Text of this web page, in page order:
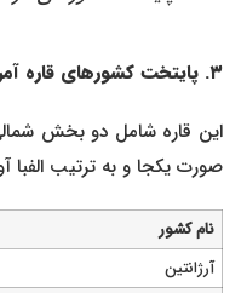
این قاره شامل دو بخش
صورت یکجا و به ترتیب الفبا
نام کشور
آرژانتین